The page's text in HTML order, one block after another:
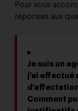
Pour vous
réponses aux
Je suis un
j'ai effectué
Comment